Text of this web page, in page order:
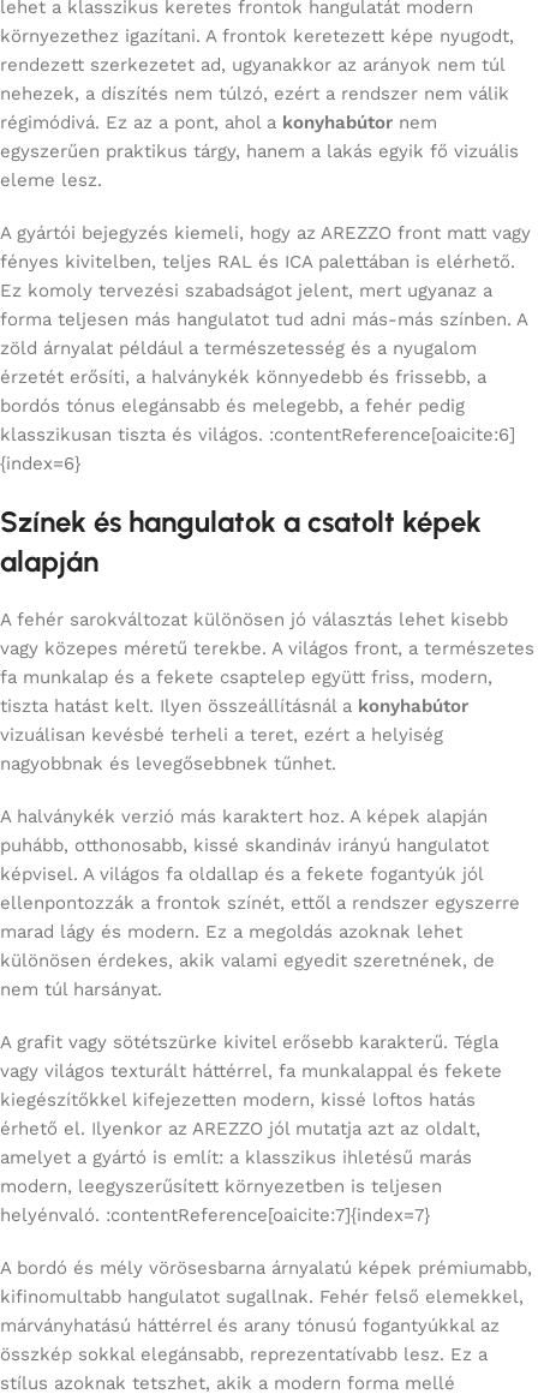
lehet a klasszikus keretes frontok hangulatát modern
környezethez igazítani. A frontok keretezett képe nyugodt,
rendezett szerkezetet ad, ugyanakkor az arányok nem túl
nehezek, a díszítés nem túlzó, ezért a rendszer nem válik
régimódivá. Ez az a pont, ahol a konyhabútor nem
egyszerűen praktikus tárgy, hanem a lakás egyik fő vizuális
eleme lesz.
A gyártói bejegyzés kiemeli, hogy az AREZZO front matt vagy
fényes kivitelben, teljes RAL és ICA palettában is elérhető.
Ez komoly tervezési szabadságot jelent, mert ugyanaz a
forma teljesen más hangulatot tud adni más-más színben. A
zöld árnyalat például a természetesség és a nyugalom
érzetét erősíti, a halványkék könnyedebb és frissebb, a
bordós tónus elegánsabb és melegebb, a fehér pedig
klasszikusan tiszta és világos. :contentReference[oaicite:6]
{index=6}
Színek és hangulatok a csatolt képek
alapján
A fehér sarokváltozat különösen jó választás lehet kisebb
vagy közepes méretű terekbe. A világos front, a természetes
fa munkalap és a fekete csaptelep együtt friss, modern,
tiszta hatást kelt. Ilyen összeállításnál a konyhabútor
vizuálisan kevésbé terheli a teret, ezért a helyiség
nagyobbnak és levegősebbnek tűnhet.
A halványkék verzió más karaktert hoz. A képek alapján
puhább, otthonosabb, kissé skandináv irányú hangulatot
képvisel. A világos fa oldallap és a fekete fogantyúk jól
ellenpontozzák a frontok színét, ettől a rendszer egyszerre
marad lágy és modern. Ez a megoldás azoknak lehet
különösen érdekes, akik valami egyedit szeretnének, de
nem túl harsányat.
A grafit vagy sötétszürke kivitel erősebb karakterű. Tégla
vagy világos texturált háttérrel, fa munkalappal és fekete
kiegészítőkkel kifejezetten modern, kissé loftos hatás
érhető el. Ilyenkor az AREZZO jól mutatja azt az oldalt,
amelyet a gyártó is említ: a klasszikus ihletésű marás
modern, leegyszerűsített környezetben is teljesen
helyénvaló. :contentReference[oaicite:7]{index=7}
A bordó és mély vörösesbarna árnyalatú képek prémiumabb,
kifinomultabb hangulatot sugallnak. Fehér felső elemekkel,
márványhatású háttérrel és arany tónusú fogantyúkkal az
összkép sokkal elegánsabb, reprezentatívabb lesz. Ez a
stílus azoknak tetszhet, akik a modern forma mellé